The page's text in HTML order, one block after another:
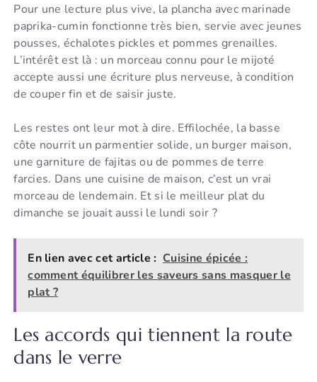
Pour une lecture plus vive, la plancha avec marinade
paprika-cumin fonctionne très bien, servie avec jeunes
pousses, échalotes pickles et pommes grenailles.
L’intérêt est là : un morceau connu pour le mijoté
accepte aussi une écriture plus nerveuse, à condition
de couper fin et de saisir juste.
Les restes ont leur mot à dire. Effilochée, la basse
côte nourrit un parmentier solide, un burger maison,
une garniture de fajitas ou de pommes de terre
farcies. Dans une cuisine de maison, c’est un vrai
morceau de lendemain. Et si le meilleur plat du
dimanche se jouait aussi le lundi soir ?
En lien avec cet article : Cuisine épicée :
comment équilibrer les saveurs sans masquer le
plat ?
Les accords qui tiennent la route
dans le verre